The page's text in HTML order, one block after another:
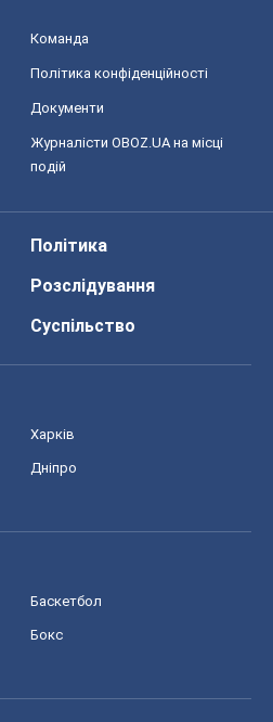
Команда
Політика конфіденційності
Документи
Журналісти OBOZ.UA на місці
подій
Політика
Розслідування
Суспільство
Харків
Дніпро
Баскетбол
Бокс